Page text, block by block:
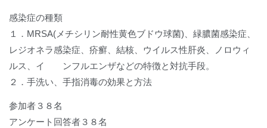
感染症の種類
１．MRSA(メチシリン耐性黄色ブドウ球菌)、緑膿菌感染症、
レジオネラ感染症、疥癬、結核、ウイルス性肝炎、ノロウィ
ルス、イ ンフルエンザなどの特徴と対抗手段。
２．手洗い、手指消毒の効果と方法
参加者３８名
アンケート回答者３８名